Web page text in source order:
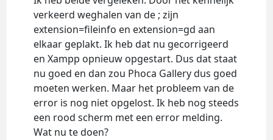
verkeerd weghalen van de ; zijn
extension=fileinfo en extension=gd aan
elkaar geplakt. Ik heb dat nu gecorrigeerd
en Xampp opnieuw opgestart. Dus dat staat
nu goed en dan zou Phoca Gallery dus goed
moeten werken. Maar het probleem van de
error is nog niet opgelost. Ik heb nog steeds
een rood scherm met een error melding.
Wat nu te doen?